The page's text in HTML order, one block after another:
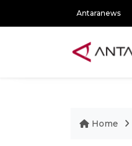
Antaranews
Home